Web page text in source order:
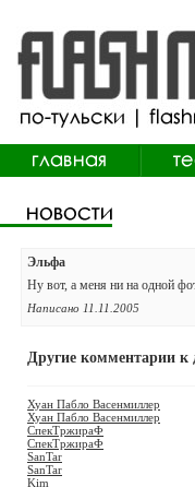
Эльфа
Ну вот, а меня ни на одной
Написано 11.11.2005
Другие комментарии к
Хуан Пабло Васенмиллер
Хуан Пабло Васенмиллер
СпекТржираФ
СпекТржираФ
SanTar
SanTar
Kim